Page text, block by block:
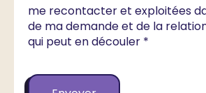
me recontacter et exploitées
de ma demande et de la
qui peut en découler *